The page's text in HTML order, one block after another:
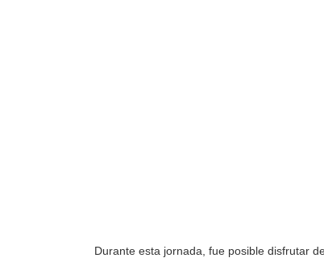
Durante esta jornada, fue posible disfrutar